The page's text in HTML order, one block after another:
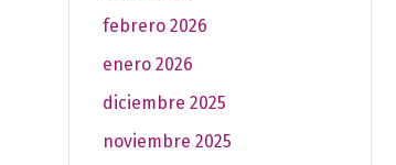
febrero 2026
enero 2026
diciembre 2025
noviembre 2025